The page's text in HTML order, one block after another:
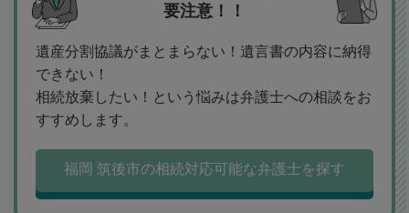
要注意！！
遺産分割協議がまとまらない！遺言書の内容に納得
できない！
相続放棄したい！という悩みは弁護士への相談をお
すすめします。
福岡 筑後市の相続対応可能な弁護士を探す